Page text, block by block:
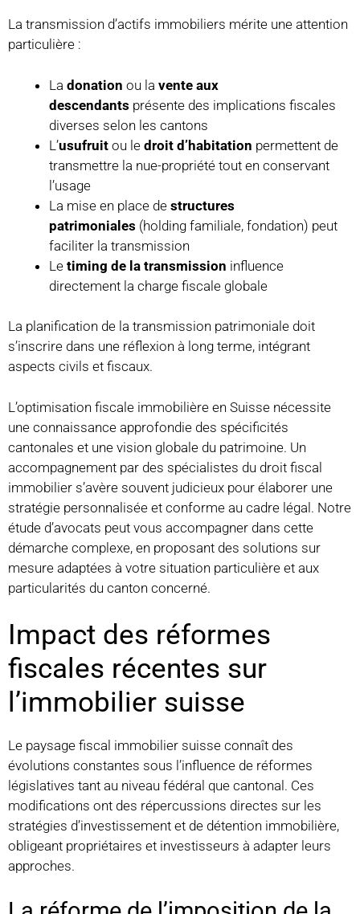
La transmission d’actifs immobiliers mérite une attention
particulière :
La donation ou la vente aux
descendants présente des implications fiscales
diverses selon les cantons
L’usufruit ou le droit d’habitation permettent de
transmettre la nue-propriété tout en conservant
l’usage
La mise en place de structures
patrimoniales (holding familiale, fondation) peut
faciliter la transmission
Le timing de la transmission influence
directement la charge fiscale globale
La planification de la transmission patrimoniale doit
s’inscrire dans une réflexion à long terme, intégrant
aspects civils et fiscaux.
L’optimisation fiscale immobilière en Suisse nécessite
une connaissance approfondie des spécificités
cantonales et une vision globale du patrimoine. Un
accompagnement par des spécialistes du droit fiscal
immobilier s’avère souvent judicieux pour élaborer une
stratégie personnalisée et conforme au cadre légal. Notre
étude d’avocats peut vous accompagner dans cette
démarche complexe, en proposant des solutions sur
mesure adaptées à votre situation particulière et aux
particularités du canton concerné.
Impact des réformes
fiscales récentes sur
l’immobilier suisse
Le paysage fiscal immobilier suisse connaît des
évolutions constantes sous l’influence de réformes
législatives tant au niveau fédéral que cantonal. Ces
modifications ont des répercussions directes sur les
stratégies d’investissement et de détention immobilière,
obligeant propriétaires et investisseurs à adapter leurs
approches.